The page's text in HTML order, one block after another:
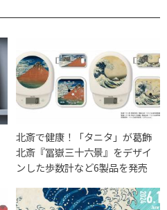
北斎で健康！「タニタ」が葛飾
北斎『冨嶽三十六景』をデザイ
ンした歩数計など6製品を発売